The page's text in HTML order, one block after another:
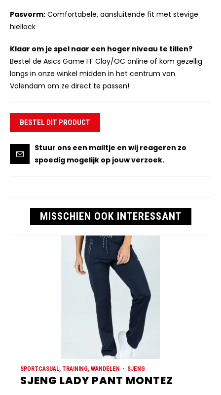
Pasvorm: Comfortabele, aansluitende fit met stevige
hiellock
Klaar om je spel naar een hoger niveau te tillen?
Bestel de Asics Game FF Clay/OC online of kom gezellig
langs in onze winkel midden in het centrum van
Volendam om ze direct te passen!
BESTEL DIT PRODUCT
Stuur ons een mailtje en wij reageren zo
spoedig mogelijk op jouw verzoek.
MISSCHIEN OOK INTERESSANT
SPORTCASUAL, TRAINING, WANDELEN SJENG
SJENG LADY PANT MONTEZ